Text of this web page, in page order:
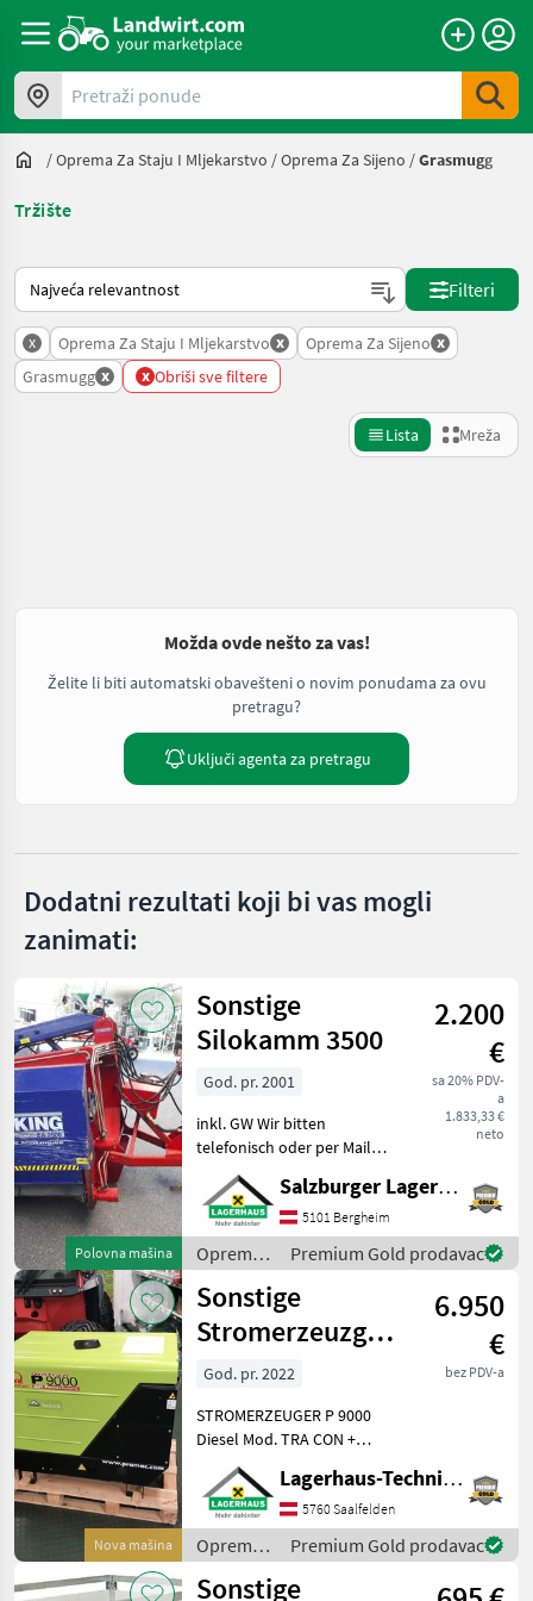
Pretraži ponude
/Oprema Za Staju I Mljekarstvo /Oprema Za Sijeno /Grasmugg
Tržište
Način na koji sortira Landwirt.com
Filteri
x Oprema Za Staju I Mljekarstvo x Oprema Za Sijeno x
Grasmugg x x Obriši sve filtere
Lista Mreža
Možda ovde nešto za vas!
Želite li biti automatski obavešteni o novim ponudama za ovu
pretragu?
Uključi agenta za pretragu
Dodatni rezultati koji bi vas mogli
zanimati:
Polovna mašina
Sonstige
Silokamm 3500
2.200
€
sa 20% PDV-
a
1.833,33 €
neto
God. pr. 2001
inkl. GW Wir bitten
telefonisch oder per Mail
Ihren Besuch
bekanntzugeben, um
ausreichend Zeit für die
Beratung und eventuell
einer Probefahrt für Sie zu
reservieren
Salzburger Lagerhaus-Technik
5101 Bergheim
Oprema
za staju i
mljekarstvo
/
Sonstige
Premium Gold prodavac
Nova mašina
Sonstige
Stromerzeuzger
P9000 Diesel
6.950
€
bez PDV-a
God. pr. 2022
STROMERZEUGER P 9000
Diesel Mod. TRA CON +
DPPDauerleistung 3-phasig:
8, 83 kVA
-400VDauerleistung 1-
phasig: 5, 14 kVA
-230VLombardini
Dieselmotor Mod.
Lagerhaus-Technik Saalfelden
5760 Saalfelden
Oprema
za staju i
mljekarstvo
Premium Gold prodavac
Sonstige